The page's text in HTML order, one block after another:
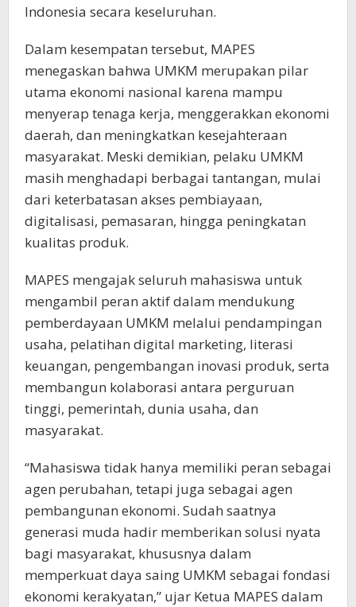
Indonesia secara keseluruhan.
Dalam kesempatan tersebut, MAPES
menegaskan bahwa UMKM merupakan pilar
utama ekonomi nasional karena mampu
menyerap tenaga kerja, menggerakkan ekonomi
daerah, dan meningkatkan kesejahteraan
masyarakat. Meski demikian, pelaku UMKM
masih menghadapi berbagai tantangan, mulai
dari keterbatasan akses pembiayaan,
digitalisasi, pemasaran, hingga peningkatan
kualitas produk.
MAPES mengajak seluruh mahasiswa untuk
mengambil peran aktif dalam mendukung
pemberdayaan UMKM melalui pendampingan
usaha, pelatihan digital marketing, literasi
keuangan, pengembangan inovasi produk, serta
membangun kolaborasi antara perguruan
tinggi, pemerintah, dunia usaha, dan
masyarakat.
“Mahasiswa tidak hanya memiliki peran sebagai
agen perubahan, tetapi juga sebagai agen
pembangunan ekonomi. Sudah saatnya
generasi muda hadir memberikan solusi nyata
bagi masyarakat, khususnya dalam
memperkuat daya saing UMKM sebagai fondasi
ekonomi kerakyatan,” ujar Ketua MAPES dalam